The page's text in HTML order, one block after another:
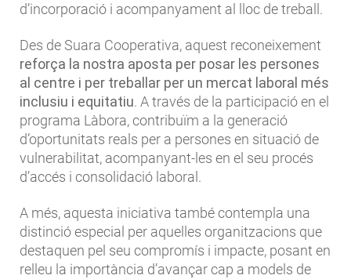
d’incorporació i acompanyament al lloc de treball.
Des de Suara Cooperativa, aquest reconeixement
reforça la nostra aposta per posar les persones
al centre i per treballar per un mercat laboral més
inclusiu i equitatiu. A través de la participació en el
programa Làbora, contribuïm a la generació
d’oportunitats reals per a persones en situació de
vulnerabilitat, acompanyant-les en el seu procés
d’accés i consolidació laboral.
A més, aquesta iniciativa també contempla una
distinció especial per aquelles organitzacions que
destaquen pel seu compromís i impacte, posant en
relleu la importància d’avançar cap a models de